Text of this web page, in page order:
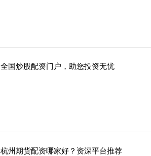
全国炒股配资门户，助您投资无忧
杭州期货配资哪家好？资深平台推荐